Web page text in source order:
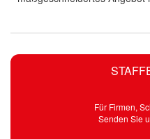
Für Firmen,
Senden Sie